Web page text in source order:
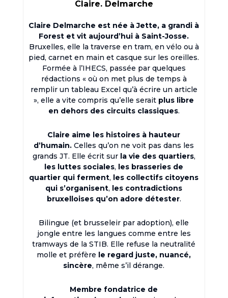
Claire. Delmarche
Claire Delmarche est née à Jette, a grandi à
Forest et vit aujourd’hui à Saint-Josse.
Bruxelles, elle la traverse en tram, en vélo ou à
pied, carnet en main et casque sur les oreilles.
Formée à l’IHECS, passée par quelques
rédactions « où on met plus de temps à
remplir un tableau Excel qu’à écrire un article
», elle a vite compris qu’elle serait plus libre
en dehors des circuits classiques.
Claire aime les histoires à hauteur
d’humain. Celles qu’on ne voit pas dans les
grands JT. Elle écrit sur la vie des quartiers,
les luttes sociales, les brasseries de
quartier qui ferment, les collectifs citoyens
qui s’organisent, les contradictions
bruxelloises qu’on adore détester.
Bilingue (et brusseleir par adoption), elle
jongle entre les langues comme entre les
tramways de la STIB. Elle refuse la neutralité
molle et préfère le regard juste, nuancé,
sincère, même s’il dérange.
Membre fondatrice de